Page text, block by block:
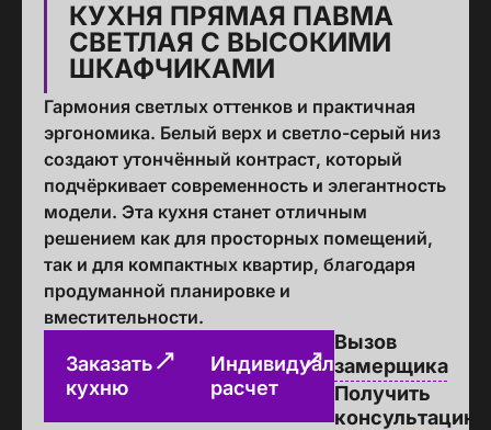
КУХНЯ ПРЯМАЯ ПАВМА
СВЕТЛАЯ С ВЫСОКИМИ
ШКАФЧИКАМИ
Гармония светлых оттенков и практичная
эргономика. Белый верх и светло-серый низ
создают утончённый контраст, который
подчёркивает современность и элегантность
модели. Эта кухня станет отличным
решением как для просторных помещений,
так и для компактных квартир, благодаря
продуманной планировке и
вместительности.
Заказать
кухню
Индивидуальный
расчет
Вызов
замерщика
Получить
консультацию